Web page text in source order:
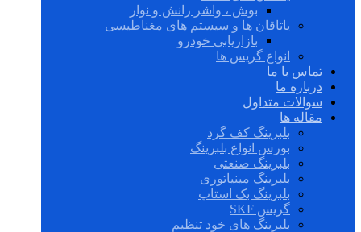
بوش ، واشر رانش و نوار
یاتاقان ها و سیستم های مغناطیسی
بازاریابی خودرو
انواع گریس ها
تماس با ما
درباره ما
سوالات متداول
مقاله ها
بلبرینگ کف گرد
بورس انواع بلبرینگ
بلبرینگ صنعتی
بلبرینگ مینیاتوری
بلبرینگ بک استاپ
گریس SKF
بلبرینگ های خود تنظیم